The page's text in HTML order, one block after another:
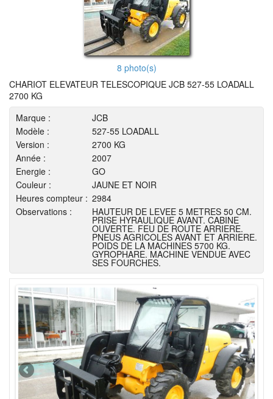
8 photo(s)
CHARIOT ELEVATEUR TELESCOPIQUE JCB 527-55 LOADALL
2700 KG
Marque :
JCB
Modèle :
527-55 LOADALL
Version :
2700 KG
Année :
2007
Energie :
GO
Couleur :
JAUNE ET NOIR
Heures compteur : 2984
Observations :
HAUTEUR DE LEVEE 5 METRES 50 CM.
PRISE HYRAULIQUE AVANT. CABINE
OUVERTE. FEU DE ROUTE ARRIERE.
PNEUS AGRICOLES AVANT ET ARRIERE.
POIDS DE LA MACHINES 5700 KG.
GYROPHARE. MACHINE VENDUE AVEC
SES FOURCHES.